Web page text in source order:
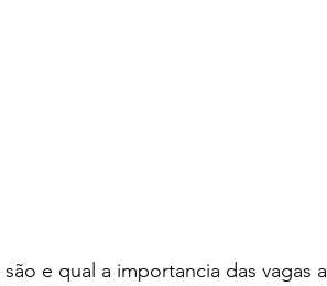
e qual a importancia das vagas